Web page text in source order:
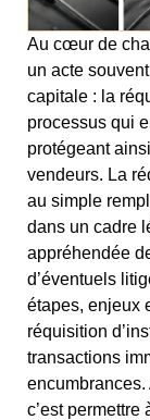
Au cœur de
un acte
capitale : la
processus qui
protégeant
vendeurs. La
au simple
dans un cadre
appréhendée
d’éventuels
étapes, enjeux
réquisition
transactions
c’est permettre